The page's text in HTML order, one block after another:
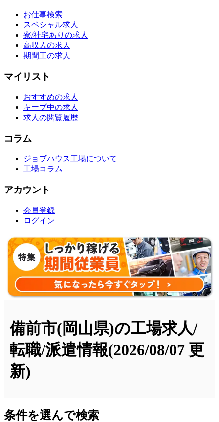
お仕事検索
スペシャル求人
寮/社宅ありの求人
高収入の求人
期間工の求人
マイリスト
おすすめの求人
キープ中の求人
求人の閲覧履歴
コラム
ジョブハウス工場について
工場コラム
アカウント
会員登録
ログイン
備前市(岡山県)の工場求人/
転職/派遣情報(2026/08/07 更
新)
条件を選んで検索